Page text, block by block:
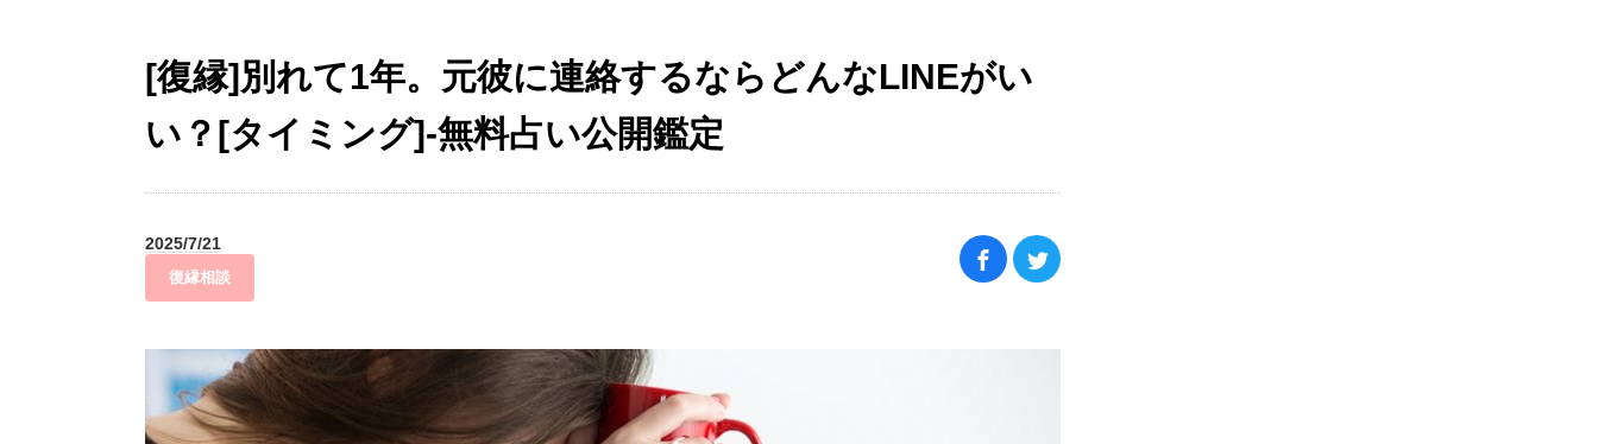
[復縁]別れて1年。元彼に連絡するならどんなLINEがい
い？[タイミング]-無料占い公開鑑定
2025/7/21
復縁相談